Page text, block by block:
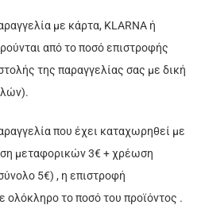
με κάρτα, KLARNA ή
από το ποσό επιστροφής
της παραγγελίας σας με δική
που έχει καταχωρηθεί με
μεταφορικών 3€ + χρέωση
5€) , η επιστροφή
ολόκληρο το ποσό του προϊόντος .